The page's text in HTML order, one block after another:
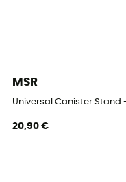
MSR
Universal Canister Stand
20,90 €